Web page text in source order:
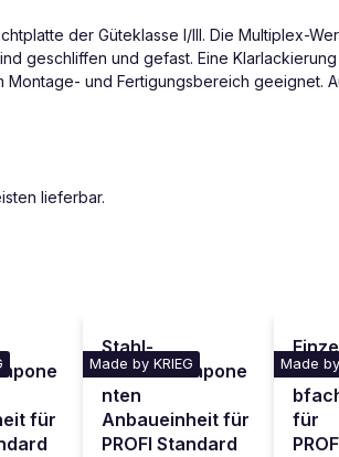
der Güteklasse I/III. Die Multiplex-
geschliffen und gefast. Eine
und Fertigungsbereich geeignet.
lieferbar.
für
Made by KRIEG
Stahl-
Aufbaukompone
nten
Anbaueinheit für
PROFI Standard
Made by
schu
für